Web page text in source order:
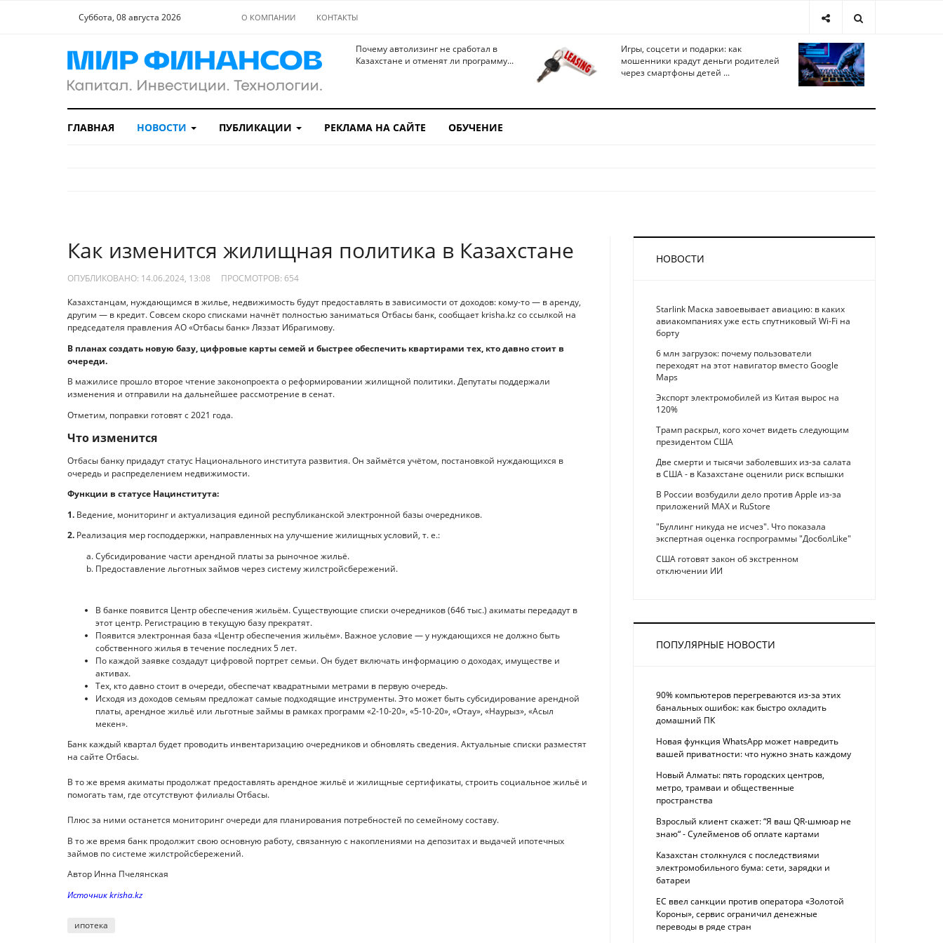
Суббота, 08 августа 2026 О КОМПАНИИ КОНТАКТЫ
Почему автолизинг не сработал в
Казахстане и отменят ли программу...
Игры, соцсети и подарки: как
мошенники крадут деньги родителей
через смартфоны детей ...
ГЛАВНАЯ НОВОСТИ ПУБЛИКАЦИИ РЕКЛАМА НА САЙТЕ ОБУЧЕНИЕ
Как изменится жилищная политика в Казахстане
ОПУБЛИКОВАНО: 14.06.2024, 13:08 ПРОСМОТРОВ: 654
Казахстанцам, нуждающимся в жилье, недвижимость будут предоставлять в зависимости от доходов: кому-то — в аренду,
другим — в кредит. Совсем скоро списками начнёт полностью заниматься Отбасы банк, сообщает krisha.kz со ссылкой на
председателя правления АО «Отбасы банк» Ляззат Ибрагимову.
В планах создать новую базу, цифровые карты семей и быстрее обеспечить квартирами тех, кто давно стоит в
очереди.
В мажилисе прошло второе чтение законопроекта о реформировании жилищной политики. Депутаты поддержали
изменения и отправили на дальнейшее рассмотрение в сенат.
Отметим, поправки готовят с 2021 года.
Что изменится
Отбасы банку придадут статус Национального института развития. Он займётся учётом, постановкой нуждающихся в
очередь и распределением недвижимости.
Функции в статусе Нацинститута:
1. Ведение, мониторинг и актуализация единой республиканской электронной базы очередников.
2. Реализация мер господдержки, направленных на улучшение жилищных условий, т. е.:
Субсидирование части арендной платы за рыночное жильё.
Предоставление льготных займов через систему жилстройсбережений.
В банке появится Центр обеспечения жильём. Существующие списки очередников (646 тыс.) акиматы передадут в
этот центр. Регистрацию в текущую базу прекратят.
Появится электронная база «Центр обеспечения жильём». Важное условие — у нуждающихся не должно быть
собственного жилья в течение последних 5 лет.
По каждой заявке создадут цифровой портрет семьи. Он будет включать информацию о доходах, имуществе и
активах.
Тех, кто давно стоит в очереди, обеспечат квадратными метрами в первую очередь.
Исходя из доходов семьям предложат самые подходящие инструменты. Это может быть субсидирование арендной
платы, арендное жильё или льготные займы в рамках программ «2-10-20», «5-10-20», «Отау», «Наурыз», «Асыл
мекен».
Банк каждый квартал будет проводить инвентаризацию очередников и обновлять сведения. Актуальные списки разместят
на сайте Отбасы.
В то же время акиматы продолжат предоставлять арендное жильё и жилищные сертификаты, строить социальное жильё и
помогать там, где отсутствуют филиалы Отбасы.
Плюс за ними останется мониторинг очереди для планирования потребностей по семейному составу.
В то же время банк продолжит свою основную работу, связанную с накоплениями на депозитах и выдачей ипотечных
займов по системе жилстройсбережений.
Автор Инна Пчелянская
Источник krisha.kz
ипотека
НОВОСТИ
Starlink Маска завоевывает авиацию: в каких
авиакомпаниях уже есть спутниковый Wi-Fi на
борту
6 млн загрузок: почему пользователи
переходят на этот навигатор вместо Google
Maps
Экспорт электромобилей из Китая вырос на
120%
Трамп раскрыл, кого хочет видеть следующим
президентом США
Две смерти и тысячи заболевших из-за салата
в США - в Казахстане оценили риск вспышки
В России возбудили дело против Apple из-за
приложений MAX и RuStore
"Буллинг никуда не исчез". Что показала
экспертная оценка госпрограммы "ДосболLike"
США готовят закон об экстренном
отключении ИИ
ПОПУЛЯРНЫЕ НОВОСТИ
90% компьютеров перегреваются из-за этих
банальных ошибок: как быстро охладить
домашний ПК
Новая функция WhatsApp может навредить
вашей приватности: что нужно знать каждому
Новый Алматы: пять городских центров,
метро, трамваи и общественные
пространства
Взрослый клиент скажет: “Я ваш QR-шмюар не
знаю“ - Сулейменов об оплате картами
Казахстан столкнулся с последствиями
электромобильного бума: сети, зарядки и
батареи
ЕС ввел санкции против оператора «Золотой
Короны», сервис ограничил денежные
переводы в ряде стран